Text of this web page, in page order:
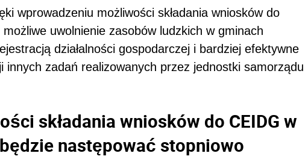
wprowadzeniu możliwości składania wniosków do
uwolnienie zasobów ludzkich w gminach
działalności gospodarczej i bardziej efektywne
innych zadań realizowanych przez jednostki samorządu
składania wniosków do CEIDG w
następować stopniowo